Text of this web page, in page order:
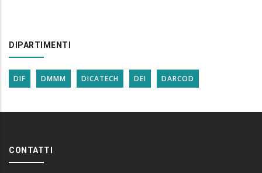
DIPARTIMENTI
DIF DMMM DICATECH DEI DARCOD
CONTATTI